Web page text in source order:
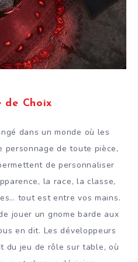
de Choix
dans un monde où les
personnage de toute pièce,
de personnaliser
la race, la classe,
tout est entre vos mains.
jouer un gnome barde aux
en dit. Les développeurs
du jeu de rôle sur table, où